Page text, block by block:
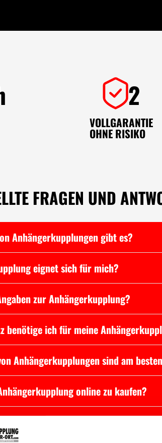
2
VOLLGARANTIE
OHNE RISIKO
FRAGEN UND
Anhängerkupplungen gibt es?
eignet sich für mich?
zur Anhängerkupplung?
benötige ich für meine
Anhängerkupplungen sind am
online zu kaufen?
Kupplung vor Ort das beste Preis-